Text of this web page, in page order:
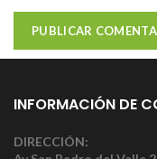
INFORMACIÓN DE
DIRECCIÓN: